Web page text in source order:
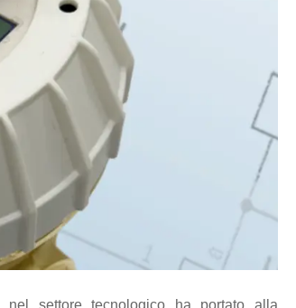
settore tecnologico ha portato alla